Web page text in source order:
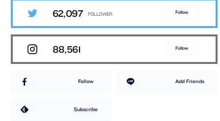
62,097 Follow
88,561 Follow
Follow Add Friends
Subscribe